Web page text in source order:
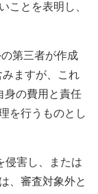
ことを表明し、
第三者が作成
ますが、これ
身の費用と責任
を行うものとし
侵害し、または
、審査対象外と